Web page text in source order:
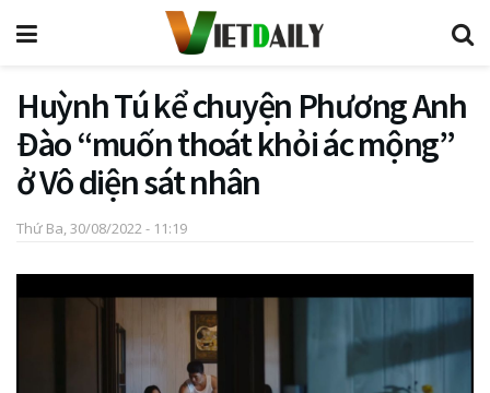
Huỳnh Tú kể chuyện Phương Anh
Đào “muốn thoát khỏi ác mộng”
ở Vô diện sát nhân
Thứ Ba, 30/08/2022 - 11:19